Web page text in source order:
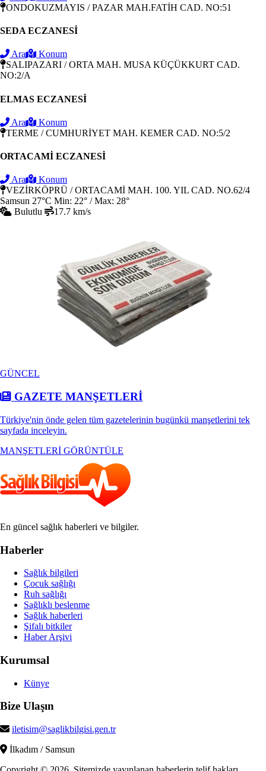
ONDOKUZMAYIS / PAZAR MAH.FATİH CAD. NO:51
SEDA ECZANESİ
Ara
Konum
SALIPAZARI / ORTA MAH. MUSA KÜÇÜKKURT CAD.
NO:2/A
ELMAS ECZANESİ
Ara
Konum
TERME / CUMHURİYET MAH. KEMER CAD. NO:5/2
ORTACAMİ ECZANESİ
Ara
Konum
VEZİRKÖPRÜ / ORTACAMİ MAH. 100. YIL CAD. NO.62/4
Samsun 27°C Min: 22° / Max: 28°
Bulutlu
17.7 km/s
GÜNCEL
GAZETE MANŞETLERİ
Türkiye'nin önde gelen tüm gazetelerinin bugünkü manşetlerini tek
sayfada inceleyin.
MANŞETLERİ GÖRÜNTÜLE
En güncel sağlık haberleri ve bilgiler.
Haberler
Sağlık bilgileri
Çocuk sağlığı
Ruh sağlığı
Sağlıklı beslenme
Sağlık haberleri
Şifalı bitkiler
Haber Arşivi
Kurumsal
Künye
Bize Ulaşın
iletisim@saglikbilgisi.gen.tr
İlkadım / Samsun